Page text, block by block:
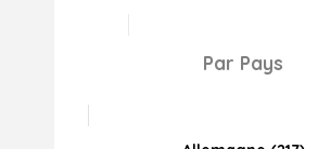
Par Pays